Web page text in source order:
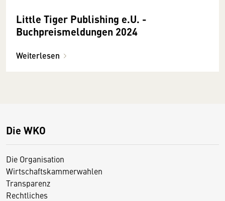
Little Tiger Publishing e.U. -
Buchpreismeldungen 2024
Weiterlesen
Die WKO
Die Organisation
Wirtschaftskammerwahlen
Transparenz
Rechtliches